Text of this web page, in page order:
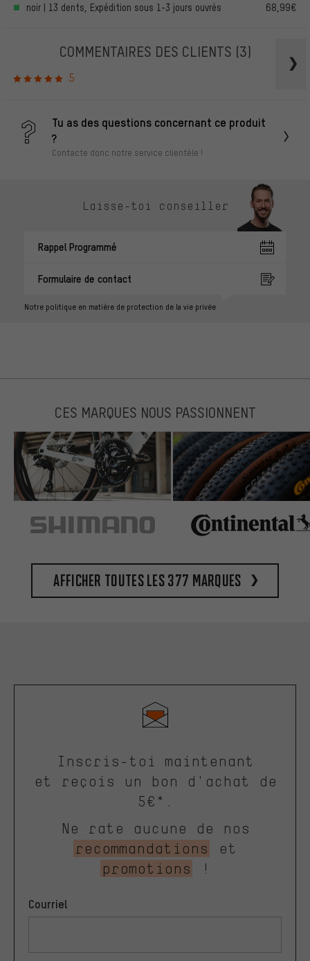
noir | 13 dents, Expédition sous 1-3 jours ouvrés 68,99€
COMMENTAIRES DES CLIENTS (3)
5
Tu as des questions concernant ce produit
?
Contacte donc notre service clientèle !
Laisse-toi conseiller
Rappel Programmé
Formulaire de contact
Notre politique en matière de protection de la vie privée
CES MARQUES NOUS PASSIONNENT
Afficher toutes les 377 marques
Inscris-toi maintenant
et reçois un bon d'achat de
5€*.
Ne rate aucune de nos
recommandations
et
promotions
!
Courriel